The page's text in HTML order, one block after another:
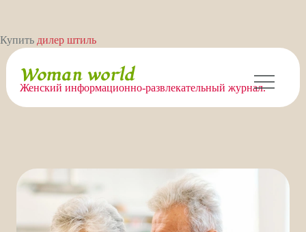
Купить дилер штильПерейти
содержимому
Woman world
Женский информационно-развлекательный журнал.